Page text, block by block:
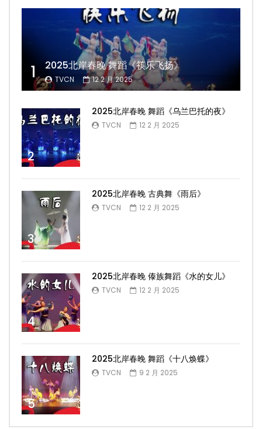
1 2025北岸春晚 舞蹈《筷乐飞扬》
TVCN 12 2 月 2025
2
2025北岸春晚 舞蹈《乌兰巴托的夜》
TVCN 12 2 月 2025
3
2025北岸春晚 古典舞《雨后》
TVCN 12 2 月 2025
4
2025北岸春晚 傣族舞蹈《水的女儿》
TVCN 12 2 月 2025
5
2025北岸春晚 舞蹈《十八焕蝶》
TVCN 9 2 月 2025